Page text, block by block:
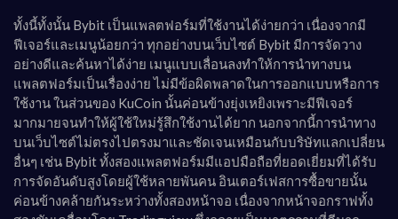
ทั้งนี้ทั้งนั้น Bybit เป็นแพลตฟอร์มที่ใช้งานได้ง่ายกว่า เนื่องจากมี
ฟีเจอร์และเมนูน้อยกว่า ทุกอย่างบนเว็บไซต์ Bybit มีการจัดวาง
อย่างดีและค้นหาได้ง่าย เมนูแบบเลื่อนลงทำให้การนำทางบน
แพลตฟอร์มเป็นเรื่องง่าย ไม่มีข้อผิดพลาดในการออกแบบหรือการ
ใช้งาน ในส่วนของ KuCoin นั้นค่อนข้างยุ่งเหยิงเพราะมีฟีเจอร์
มากมายจนทำให้ผู้ใช้ใหม่รู้สึกใช้งานได้ยาก นอกจากนี้การนำทาง
บนเว็บไซต์ไม่ตรงไปตรงมาและชัดเจนเหมือนกับบริษัทแลกเปลี่ยน
อื่นๆ เช่น Bybit ทั้งสองแพลตฟอร์มมีแอปมือถือที่ยอดเยี่ยมที่ได้รับ
การจัดอันดับสูงโดยผู้ใช้หลายพันคน อินเตอร์เฟสการซื้อขายนั้น
ค่อนข้างคล้ายกันระหว่างทั้งสองหน้าจอ เนื่องจากหน้าจอกราฟทั้ง